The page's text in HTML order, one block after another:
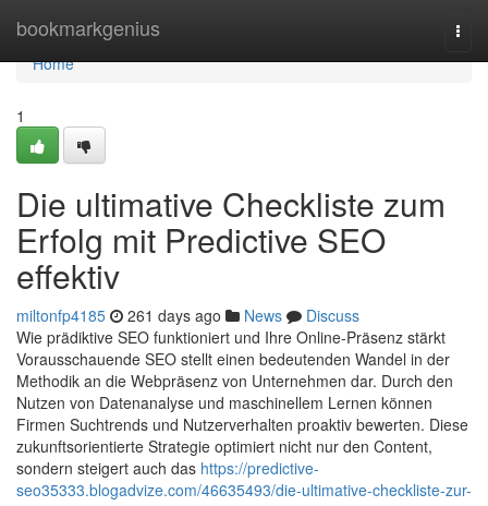
bookmarkgenius
Home
Home
1
Die ultimative Checkliste zum
Erfolg mit Predictive SEO
effektiv
miltonfp4185 261 days ago News
Discuss
Wie prädiktive SEO funktioniert und Ihre Online-Präsenz stärkt
Vorausschauende SEO stellt einen bedeutenden Wandel in der
Methodik an die Webpräsenz von Unternehmen dar. Durch den
Nutzen von Datenanalyse und maschinellem Lernen können
Firmen Suchtrends und Nutzerverhalten proaktiv bewerten. Diese
zukunftsorientierte Strategie optimiert nicht nur den Content,
sondern steigert auch das https://predictive-
seo35333.blogadvize.com/46635493/die-ultimative-checkliste-zur-